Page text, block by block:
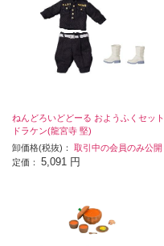
ねんどろいどどーる おようふくセット
ドラケン(龍宮寺 堅)
卸価格(税抜)： 取引中の会員のみ公開
定価： 5,091 円